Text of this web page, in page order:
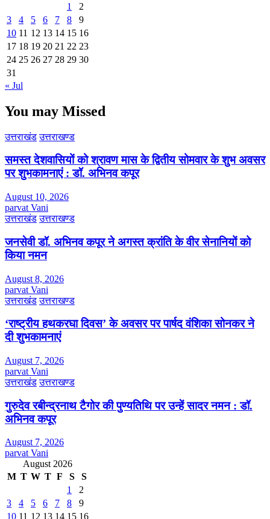
1
2
3
4 5 6 7 8
9
10 11 12 13 14 15 16
17 18 19 20 21 22 23
24 25 26 27 28 29 30
31
« Jul
You may Missed
उत्तराखंड उत्तराखण्ड
समस्त देशवासियों को श्रावण मास के द्वितीय सोमवार के शुभ अवसर
पर शुभकामनाएं : डॉ. अभिनव कपूर
August 10, 2026
parvat Vani
उत्तराखंड उत्तराखण्ड
जनसेवी डॉ. अभिनव कपूर ने अगस्त क्रांति के वीर सेनानियों को
किया नमन
August 8, 2026
parvat Vani
उत्तराखंड उत्तराखण्ड
‘राष्ट्रीय हथकरघा दिवस’ के अवसर पर पार्षद वंशिका सोनकर ने
दी शुभकामनाएं
August 7, 2026
parvat Vani
उत्तराखंड उत्तराखण्ड
गुरुदेव रबीन्द्रनाथ टैगोर की पुण्यतिथि पर उन्हें सादर नमन : डॉ.
अभिनव कपूर
August 7, 2026
parvat Vani
August 2026
M T W T F S
S
1
2
3
4 5 6 7 8
9
10 11 12 13 14 15 16